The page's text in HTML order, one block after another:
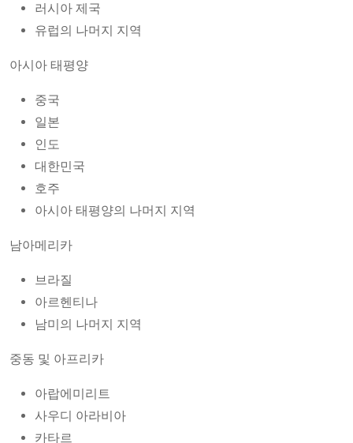
러시아 제국
유럽의 나머지 지역
아시아 태평양
중국
일본
인도
대한민국
호주
아시아 태평양의 나머지 지역
남아메리카
브라질
아르헨티나
남미의 나머지 지역
중동 및 아프리카
아랍에미리트
사우디 아라비아
카타르